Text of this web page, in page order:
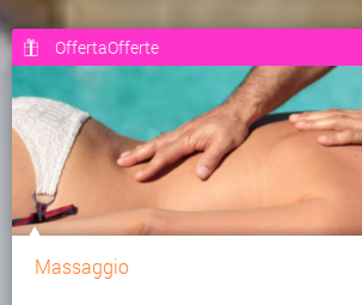
OffertaOfferte
Massaggio